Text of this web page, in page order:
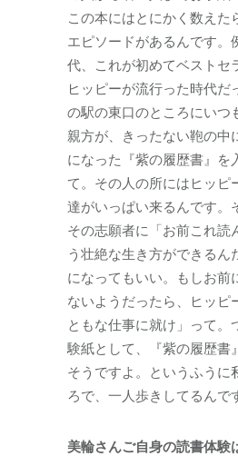
この本にはとにかく数えた
エピソードがあるんです。
代、これが初めてベストセ
ヒッピーが流行った時代だ
の駅の東口のところにいつ
親方が、きったない鞄の中
になった『紫の履歴書』を
て。その人の所にはヒッピ
達がいっぱい来るんです。
その志願者に「お前これ読
う壮絶な生き方ができるん
になってもいい。もしお前
ないようだったら、ヒッピ
ともな仕事に就け」って。
験紙として、『紫の履歴書
そうですよ。というふうに
ろで、一人歩きしてるんで
美輪さんご自身の読書体験